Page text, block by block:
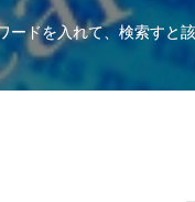
ドを入れて、検索すと